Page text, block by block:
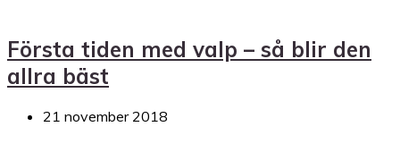
Första tiden med valp – så blir den
allra bäst
21 november 2018